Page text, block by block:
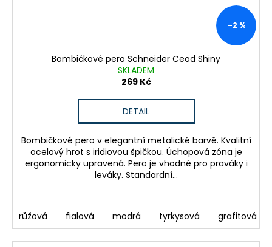
–2 %
Bombičkové pero Schneider Ceod Shiny
SKLADEM
269 Kč
DETAIL
Bombičkové pero v elegantní metalické barvě. Kvalitní
ocelový hrot s iridiovou špičkou. Úchopová zóna je
ergonomicky upravená. Pero je vhodné pro praváky i
leváky. Standardní...
růžová fialová modrá tyrkysová grafitová